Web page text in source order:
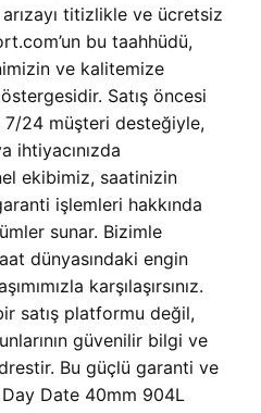
titizlikle ve ücretsiz
bu taahhüdü,
ve kalitemize
Satış öncesi
7/24 müşteri desteğiyle,
ihtiyacınızda
ekibimiz, saatinizin
işlemleri hakkında
sunar. Bizimle
dünyasındaki engin
karşılaşırsınız.
satış platformu değil,
güvenilir bilgi ve
Bu güçlü garanti ve
Date 40mm 904L